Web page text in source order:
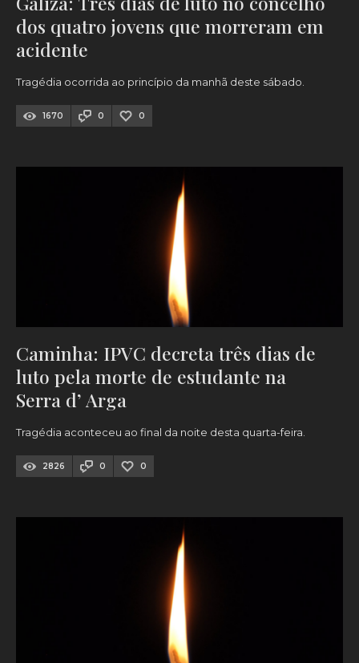
dos quatro jovens que morreram em
acidente
Tragédia ocorrida ao princípio da manhã deste sábado.
1670 0 0
Caminha: IPVC decreta três dias de
luto pela morte de estudante na
Serra d’ Arga
Tragédia aconteceu ao final da noite desta quarta-feira.
2826 0 0